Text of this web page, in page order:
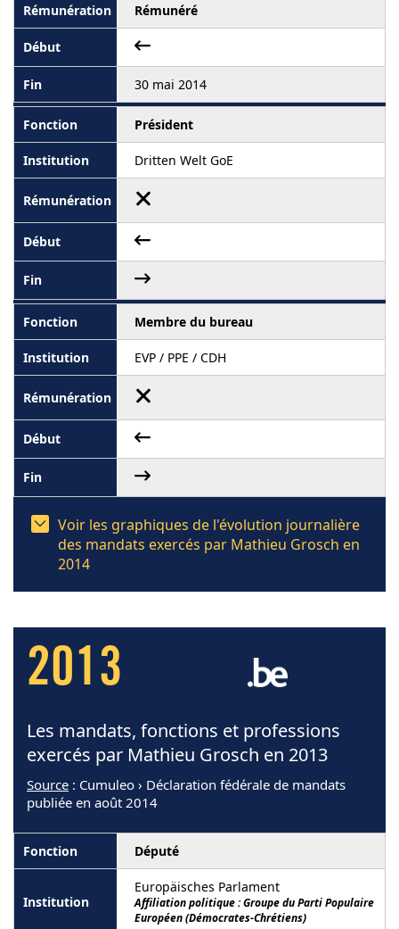
Rémunéré
30 mai 2014
Président
Dritten Welt GoE
Membre du bureau
EVP / PPE / CDH
Voir les graphiques de l'évolution journalière
des mandats exercés par Mathieu Grosch en
2014
2013
Les mandats, fonctions et professions
exercés par Mathieu Grosch en 2013
Source : Cumuleo › Déclaration fédérale de mandats
publiée en août 2014
Député
Europäisches Parlament
Affiliation politique : Groupe du Parti Populaire
Européen (Démocrates-Chrétiens)